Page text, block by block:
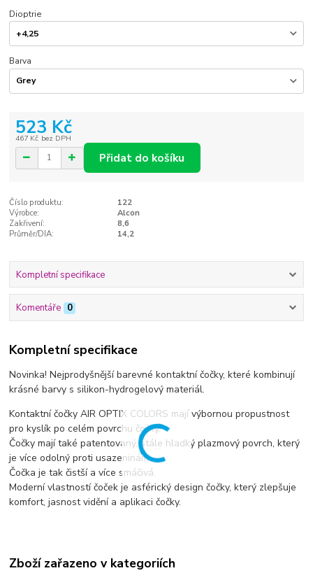
Dioptrie
Barva
523 Kč
467 Kč bez DPH
Přidat do košíku
Číslo produktu:
122
Výrobce:
Alcon
Zakřivení:
8,6
Průměr/DIA:
14,2
Kompletní specifikace
Komentáře 0
Kompletní specifikace
Novinka! Nejprodyšnější barevné kontaktní čočky, které kombinují
krásné barvy s silikon-hydrogelový materiál.
Kontaktní čočky AIR OPTIX COLORS mají výbornou propustnost
pro kyslík po celém povrchu čočky.
Čočky mají také patentovaný, stále hladký plazmový povrch, který
je více odolný proti usazeninám.
Čočka je tak čistší a více smáčivá.
Moderní vlastností čoček je asférický design čočky, který zlepšuje
komfort, jasnost vidění a aplikaci čočky.
Zboží zařazeno v kategoriích